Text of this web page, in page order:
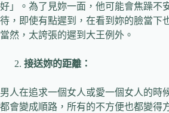
好」。為了見妳一面，他可能會焦躁不
待，即使有點遲到，在看到妳的臉當下
當然，太誇張的遲到大王例外。
接送妳的距離：
男人在追求一個女人或愛一個女人的時
都會變成順路，所有的不方便也都變得